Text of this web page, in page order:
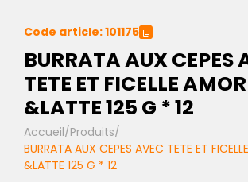
Code article: 101175
BURRATA AUX CEPES
TETE ET FICELLE
&LATTE 125 G * 12
Accueil/Produits/
BURRATA AUX CEPES AVEC TETE ET
&LATTE 125 G * 12